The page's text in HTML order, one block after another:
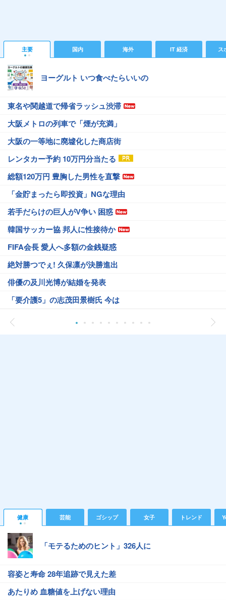
主要 国内 海外 IT 経済 ス
ヨーグルト いつ食べたらいいの
東名や関越道で帰省ラッシュ渋滞
大阪メトロの列車で「煙が充満」
大阪の一等地に廃墟化した商店街
レンタカー予約 10万円分当たる
総額120万円 豊胸した男性を直撃
「金貯まったら即投資」NGな理由
若手だらけの巨人がV争い 困惑
韓国サッカー協 邦人に性接待か
FIFA会長 愛人へ多額の金銭疑惑
絶対勝つでぇ! 久保凛が決勝進出
俳優の及川光博が結婚を発表
「要介護5」の志茂田景樹氏 今は
健康 芸能 ゴシップ 女子 トレンド
「モテるためのヒント」326人に
容姿と寿命 28年追跡で見えた差
あたりめ 血糖値を上げない理由